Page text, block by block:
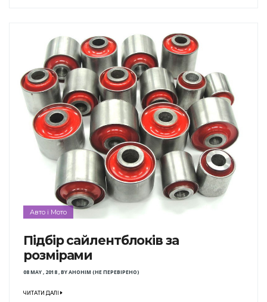
Авто і Мото
Підбір сайлентблоків за
розмірами
08 MAY , 2018,BYАНОНІМ (НЕ ПЕРЕВІРЕНО)
ЧИТАТИ ДАЛІ